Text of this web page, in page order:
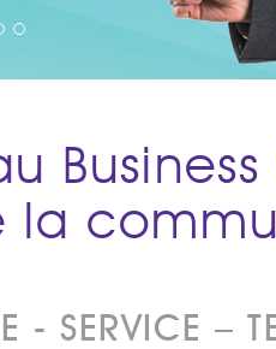
Business
la
- SERVICE –